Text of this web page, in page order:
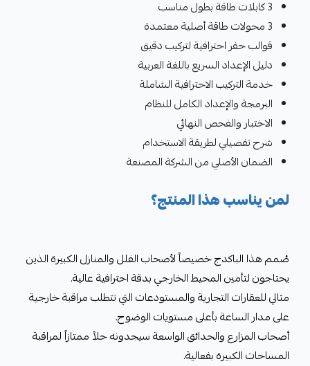
3 كابلات طاقة بطول مناسب
3 محولات طاقة أصلية معتمدة
قوالب حفر احترافية لتركيب دقيق
دليل الإعداد السريع باللغة العربية
خدمة التركيب الاحترافية الشاملة
البرمجة والإعداد الكامل للنظام
الاختبار والفحص النهائي
شرح تفصيلي لطريقة الاستخدام
الضمان الأصلي من الشركة المصنعة
لمن يناسب هذا المنتج؟
صُمم هذا الباكدج خصيصاً لأصحاب الفلل والمنازل الكبيرة الذين
يحتاجون لتأمين المحيط الخارجي بدقة احترافية عالية.
مثالي للعقارات التجارية والمستودعات التي تتطلب مراقبة خارجية
على مدار الساعة بأعلى مستويات الوضوح.
أصحاب المزارع والحدائق الواسعة سيجدونه حلاً ممتازاً لمراقبة
المساحات الكبيرة بفعالية.